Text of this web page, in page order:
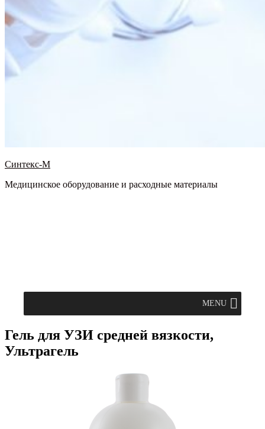
Синтекс-М
Медицинское оборудование и расходные материалы
MENU
Гель для УЗИ средней вязкости,
Ультрагель